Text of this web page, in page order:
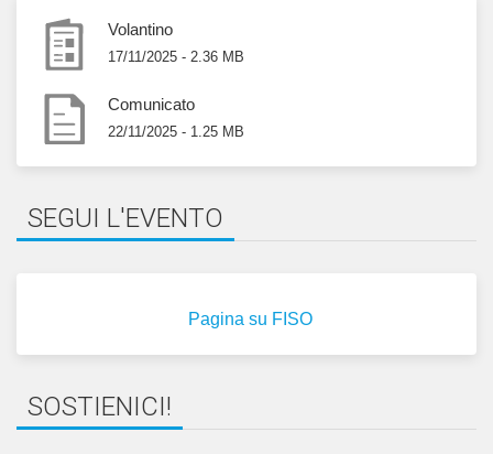
Volantino
17/11/2025 - 2.36 MB
Comunicato
22/11/2025 - 1.25 MB
SEGUI L'EVENTO
Pagina su FISO
SOSTIENICI!